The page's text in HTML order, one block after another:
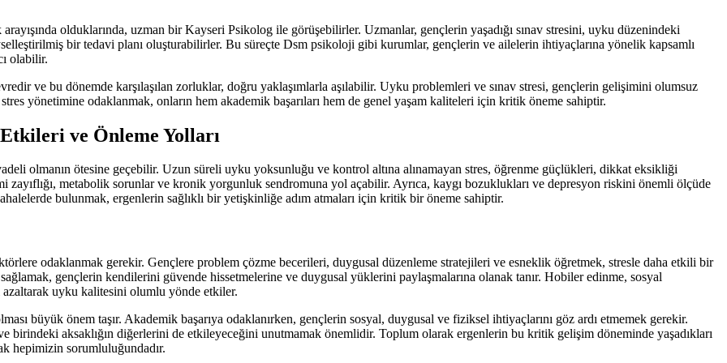
olduklarında, uzman bir Kayseri Psikolog ile görüşebilirler. Uzmanlar, gençlerin yaşadığı sınav stresini, uyku düzenindeki
bir tedavi planı oluşturabilirler. Bu süreçte Dsm psikoloji gibi kurumlar, gençlerin ve ailelerin ihtiyaçlarına yönelik kapsamlı
olabilir.
ve bu dönemde karşılaşılan zorluklar, doğru yaklaşımlarla aşılabilir. Uyku problemleri ve sınav stresi, gençlerin gelişimini olumsuz
yönetimine odaklanmak, onların hem akademik başarıları hem de genel yaşam kaliteleri için kritik öneme sahiptir.
ve Önleme Yolları
olmanın ötesine geçebilir. Uzun süreli uyku yoksunluğu ve kontrol altına alınamayan stres, öğrenme güçlükleri, dikkat eksikliği
zayıflığı, metabolik sorunlar ve kronik yorgunluk sendromuna yol açabilir. Ayrıca, kaygı bozuklukları ve depresyon riskini önemli ölçüde
bulunmak, ergenlerin sağlıklı bir yetişkinliğe adım atmaları için kritik bir öneme sahiptir.
odaklanmak gerekir. Gençlere problem çözme becerileri, duygusal düzenleme stratejileri ve esneklik öğretmek, stresle daha etkili bir
gençlerin kendilerini güvende hissetmelerine ve duygusal yüklerini paylaşmalarına olanak tanır. Hobiler edinme, sosyal
uyku kalitesini olumlu yönde etkiler.
büyük önem taşır. Akademik başarıya odaklanırken, gençlerin sosyal, duygusal ve fiziksel ihtiyaçlarını göz ardı etmemek gerekir.
birindeki aksaklığın diğerlerini de etkileyeceğini unutmamak önemlidir. Toplum olarak ergenlerin bu kritik gelişim döneminde yaşadıkları
hepimizin sorumluluğundadır.